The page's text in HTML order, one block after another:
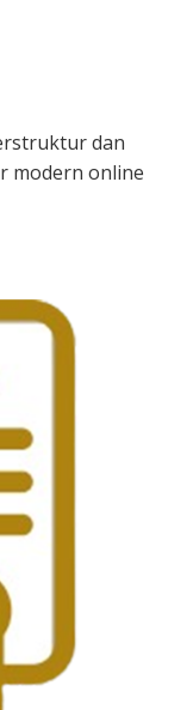
dan
modern online